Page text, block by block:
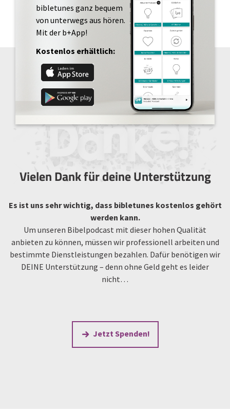
bibletunes ganz bequem
von unterwegs aus hören.
Mit der b+App!
Kostenlos erhältlich:
Vielen Dank für deine Unterstützung
Es ist uns sehr wichtig, dass bibletunes kostenlos gehört
werden kann.
Um unseren Bibelpodcast mit dieser hohen Qualität
anbieten zu können, müssen wir professionell arbeiten und
bestimmte Dienstleistungen bezahlen. Dafür benötigen wir
DEINE Unterstützung – denn ohne Geld geht es leider
nicht…
Jetzt Spenden!